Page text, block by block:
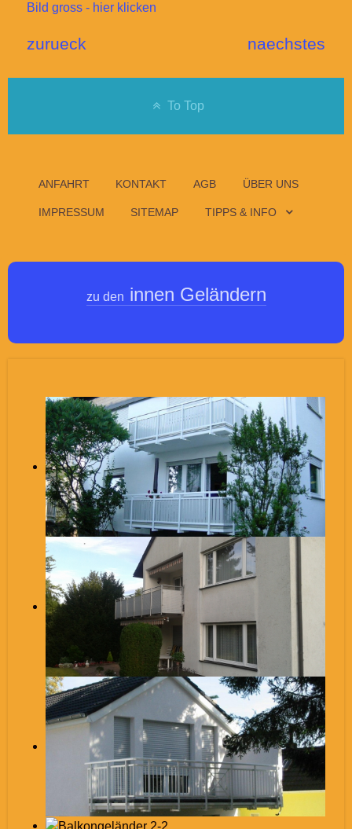
Bild gross - hier klicken
zurueck naechstes
To Top
ANFAHRT KONTAKT AGB ÜBER UNS
IMPRESSUM SITEMAP TIPPS & INFO
zu den innen Geländern